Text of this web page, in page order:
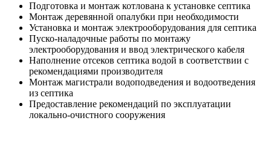
Подготовка и монтаж котлована к установке септика
Монтаж деревянной опалубки при необходимости
Установка и монтаж электрооборудования для септика
Пуско-наладочные работы по монтажу
электрооборудования и ввод электрического кабеля
Наполнение отсеков септика водой в соответствии с
рекомендациями производителя
Монтаж магистрали водоподведения и водоотведения
из септика
Предоставление рекомендаций по эксплуатации
локально-очистного сооружения